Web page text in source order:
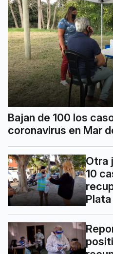
Bajan de 100 los
coronavirus en Mar
Otra
10
Plata